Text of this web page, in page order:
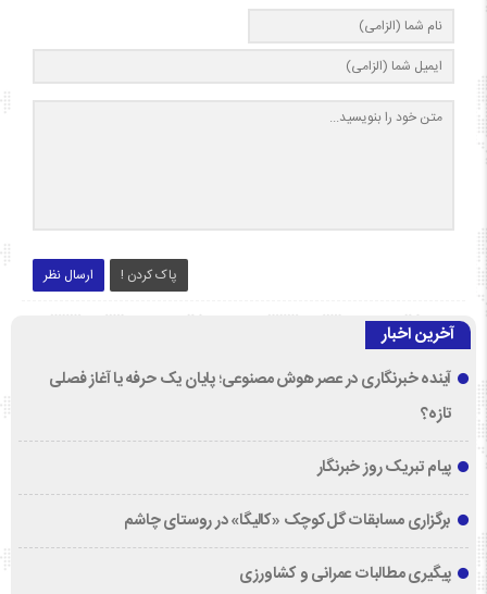
ارسال نظر پاک کردن !
آخرین اخبار
آینده خبرنگاری در عصر هوش مصنوعی؛ پایان یک حرفه یا آغاز فصلی
تازه؟
پیام تبریک روز خبرنگار
برگزاری مسابقات گل‌کوچک «کالیگا» در روستای چاشم
پیگیری مطالبات عمرانی و کشاورزی